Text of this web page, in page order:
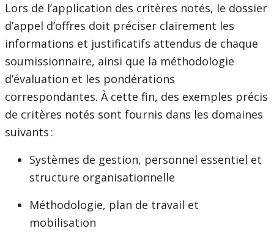
Lors de l’application des critères notés, le dossier
d’appel d’offres doit préciser clairement les
informations et justificatifs attendus de chaque
soumissionnaire, ainsi que la méthodologie
d’évaluation et les pondérations
correspondantes. À cette fin, des exemples précis
de critères notés sont fournis dans les domaines
suivants :
Systèmes de gestion, personnel essentiel et
structure organisationnelle
Méthodologie, plan de travail et
mobilisation